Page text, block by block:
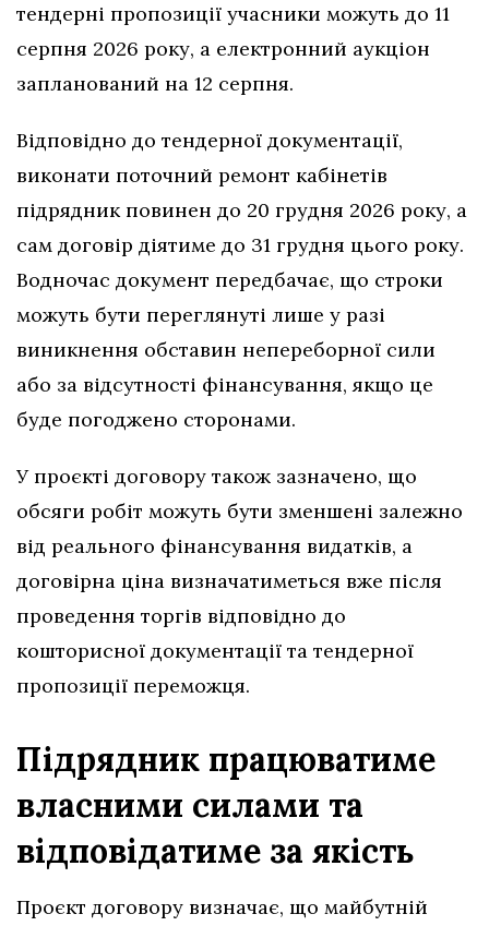
тендерні пропозиції учасники можуть до 11
серпня 2026 року, а електронний аукціон
запланований на 12 серпня.
Відповідно до тендерної документації,
виконати поточний ремонт кабінетів
підрядник повинен до 20 грудня 2026 року, а
сам договір діятиме до 31 грудня цього року.
Водночас документ передбачає, що строки
можуть бути переглянуті лише у разі
виникнення обставин непереборної сили
або за відсутності фінансування, якщо це
буде погоджено сторонами.
У проєкті договору також зазначено, що
обсяги робіт можуть бути зменшені залежно
від реального фінансування видатків, а
договірна ціна визначатиметься вже після
проведення торгів відповідно до
кошторисної документації та тендерної
пропозиції переможця.
Підрядник працюватиме
власними силами та
відповідатиме за якість
Проєкт договору визначає, що майбутній